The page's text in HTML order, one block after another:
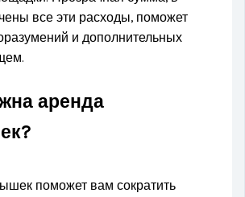
все эти расходы, поможет
и дополнительных
аренда
поможет вам сократить